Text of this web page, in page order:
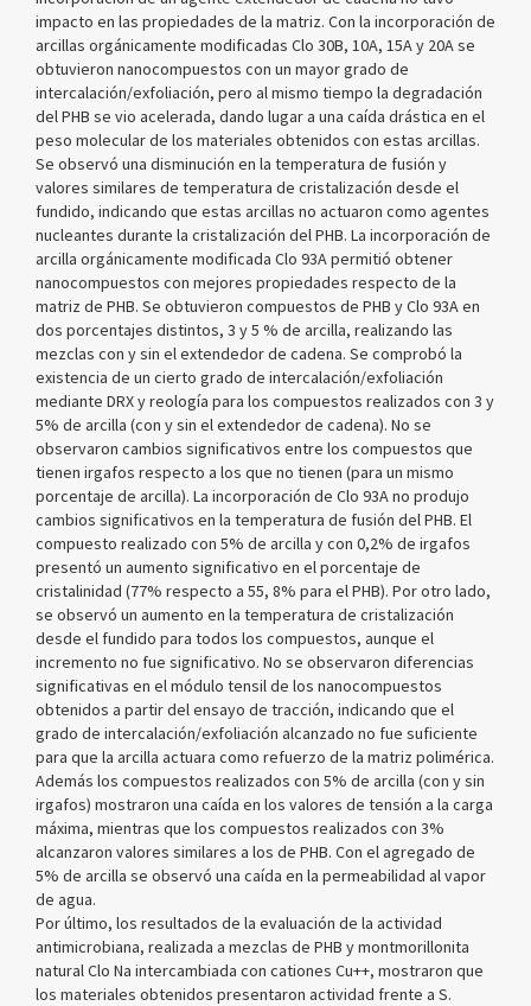
impacto en las propiedades de la matriz. Con la incorporación de
arcillas orgánicamente modificadas Clo 30B, 10A, 15A y 20A se
obtuvieron nanocompuestos con un mayor grado de
intercalación/exfoliación, pero al mismo tiempo la degradación
del PHB se vio acelerada, dando lugar a una caída drástica en el
peso molecular de los materiales obtenidos con estas arcillas.
Se observó una disminución en la temperatura de fusión y
valores similares de temperatura de cristalización desde el
fundido, indicando que estas arcillas no actuaron como agentes
nucleantes durante la cristalización del PHB. La incorporación de
arcilla orgánicamente modificada Clo 93A permitió obtener
nanocompuestos con mejores propiedades respecto de la
matriz de PHB. Se obtuvieron compuestos de PHB y Clo 93A en
dos porcentajes distintos, 3 y 5 % de arcilla, realizando las
mezclas con y sin el extendedor de cadena. Se comprobó la
existencia de un cierto grado de intercalación/exfoliación
mediante DRX y reología para los compuestos realizados con 3 y
5% de arcilla (con y sin el extendedor de cadena). No se
observaron cambios significativos entre los compuestos que
tienen irgafos respecto a los que no tienen (para un mismo
porcentaje de arcilla). La incorporación de Clo 93A no produjo
cambios significativos en la temperatura de fusión del PHB. El
compuesto realizado con 5% de arcilla y con 0,2% de irgafos
presentó un aumento significativo en el porcentaje de
cristalinidad (77% respecto a 55, 8% para el PHB). Por otro lado,
se observó un aumento en la temperatura de cristalización
desde el fundido para todos los compuestos, aunque el
incremento no fue significativo. No se observaron diferencias
significativas en el módulo tensil de los nanocompuestos
obtenidos a partir del ensayo de tracción, indicando que el
grado de intercalación/exfoliación alcanzado no fue suficiente
para que la arcilla actuara como refuerzo de la matriz polimérica.
Además los compuestos realizados con 5% de arcilla (con y sin
irgafos) mostraron una caída en los valores de tensión a la carga
máxima, mientras que los compuestos realizados con 3%
alcanzaron valores similares a los de PHB. Con el agregado de
5% de arcilla se observó una caída en la permeabilidad al vapor
de agua.
Por último, los resultados de la evaluación de la actividad
antimicrobiana, realizada a mezclas de PHB y montmorillonita
natural Clo Na intercambiada con cationes Cu++, mostraron que
los materiales obtenidos presentaron actividad frente a S.